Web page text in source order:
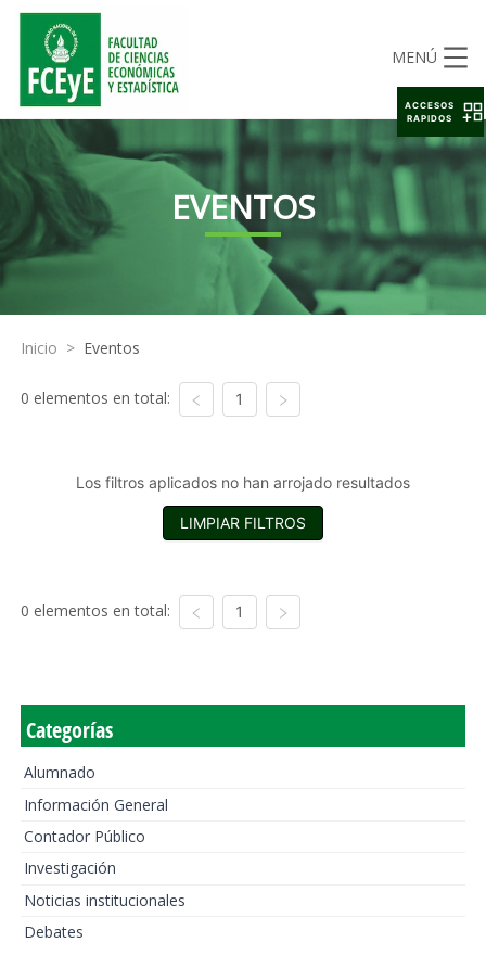
MENÚ
EVENTOS
Inicio > Eventos
0 elementos en total: 1
Los filtros aplicados no han arrojado resultados
LIMPIAR FILTROS
0 elementos en total: 1
Categorías
Alumnado
Información General
Contador Público
Investigación
Noticias institucionales
Debates
ACCESOS
RAPIDOS